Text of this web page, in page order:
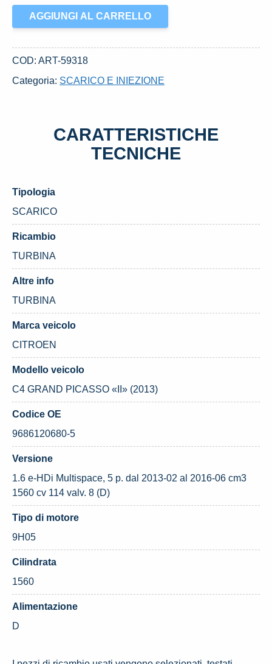
TURBINA
USATO
C4
PICASSO
AGGIUNGI AL CARRELLO
COD: ART-59318
Categoria: SCARICO E INIEZIONE
CARATTERISTICHE
TECNICHE
Tipologia
SCARICO
Ricambio
TURBINA
Altre info
TURBINA
Marca veicolo
CITROEN
Modello veicolo
C4 GRAND PICASSO «II» (2013)
Codice OE
9686120680-5
Versione
1.6 e-HDi Multispace, 5 p. dal 2013-02 al 2016-06 cm3
1560 cv 114 valv. 8 (D)
Tipo di motore
9H05
Cilindrata
1560
Alimentazione
D